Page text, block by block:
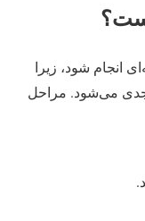
انجام شود، زیرا
جدی می‌شود. مراحل